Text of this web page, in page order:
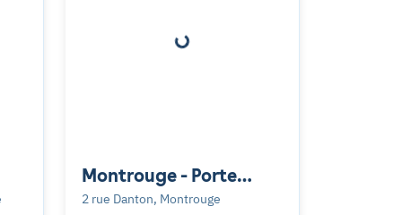
Montrouge - Porte
d'Orléans
2 rue Danton, Montrouge